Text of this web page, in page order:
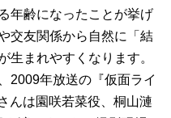
年齢になったことが挙げ
交友関係から自然に「結
生まれやすくなります。
2009年放送の『仮面ライ
んは園咲若菜役、桐山漣